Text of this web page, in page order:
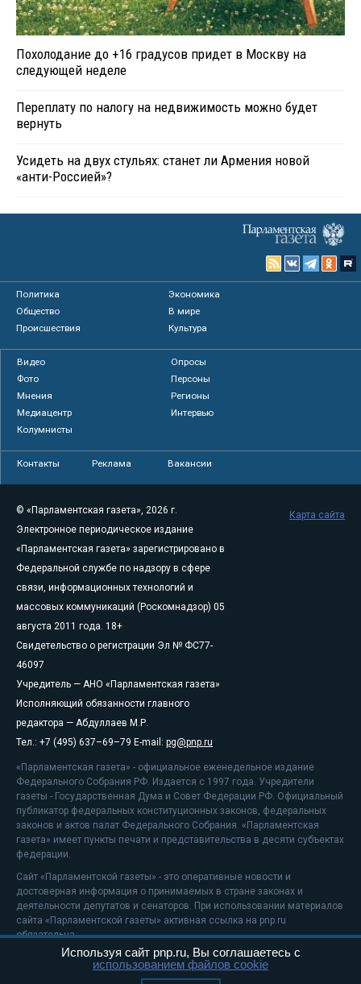
Похолодание до +16 градусов придет в Москву на
следующей неделе
Переплату по налогу на недвижимость можно будет
вернуть
Усидеть на двух стульях: станет ли Армения новой
«анти-Россией»?
Политика
Экономика
Общество
В мире
Происшествия
Культура
Видео
Опросы
Фото
Персоны
Мнения
Регионы
Медиацентр
Интервью
Колумнисты
Контакты Реклама Вакансии
© «Парламентская газета», 2026 г.
Электронное периодическое издание
«Парламентская газета» зарегистрировано в
Федеральной службе по надзору в сфере
связи, информационных технологий и
массовых коммуникаций (Роскомнадзор) 05
августа 2011 года. 18+
Свидетельство о регистрации Эл № ФС77-
46097
Учредитель — АНО «Парламентская газета»
Исполняющий обязанности главного
редактора — Абдуллаев М.Р.
Тел.: +7 (495) 637–69–79 E-mail: pg@pnp.ru
«Парламентская газета» - официальное еженедельное издание
Федерального Собрания РФ. Издается с 1997 года. Учредители
газеты - Государственная Дума и Совет Федерации РФ. Официальный
публикатор федеральных конституционных законов, федеральных
законов и актов палат Федерального Собрания. «Парламентская
газета» имеет пункты печати и представительства в десяти субъектах
федерации.
Сайт «Парламентской газеты» - это оперативные новости и
достоверная информация о принимаемых в стране законах и
деятельности депутатов и сенаторов. При использовании материалов
сайта «Парламентской газеты» активная ссылка на pnp.ru
обязательна.
На информационном ресурсе применяютсярекомендательные
Карта сайта
Используя сайт pnp.ru, Вы соглашаетесь с
использованием файлов cookie